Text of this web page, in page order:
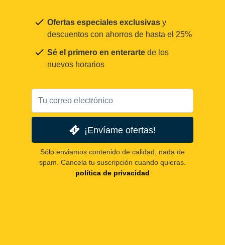
Ofertas especiales exclusivas y
descuentos con ahorros de hasta el 25%
Sé el primero en enterarte de los
nuevos horarios
¡Envíame ofertas!
Sólo enviamos contenido de calidad, nada de
spam. Cancela tu suscripción cuando quieras.
política de privacidad